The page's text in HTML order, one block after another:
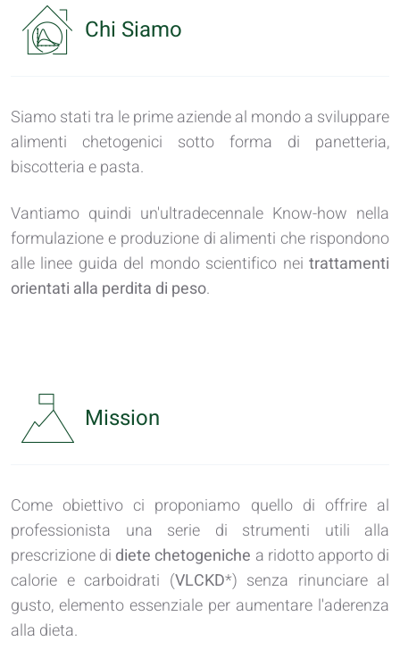
Chi Siamo
Siamo stati tra le prime aziende al mondo a sviluppare
alimenti chetogenici sotto forma di panetteria,
biscotteria e pasta.
Vantiamo quindi un'ultradecennale Know-how nella
formulazione e produzione di alimenti che rispondono
alle linee guida del mondo scientifico nei trattamenti
orientati alla perdita di peso.
Mission
Come obiettivo ci proponiamo quello di offrire al
professionista una serie di strumenti utili alla
prescrizione di diete chetogeniche a ridotto apporto di
calorie e carboidrati (VLCKD*) senza rinunciare al
gusto, elemento essenziale per aumentare l'aderenza
alla dieta.